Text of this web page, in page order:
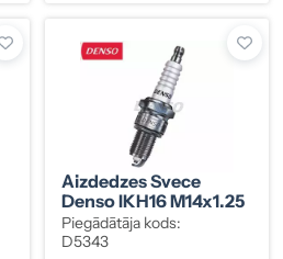
Aizdedzes Svece
Denso IKH16 M14x1.25
Piegādātāja kods:
D5343